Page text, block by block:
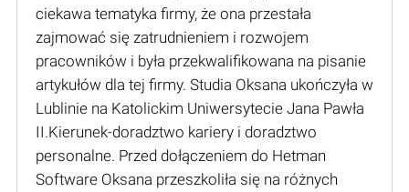
ciekawa tematyka firmy, że ona przestała
zajmować się zatrudnieniem i rozwojem
pracowników i była przekwalifikowana na pisanie
artykułów dla tej firmy. Studia Oksana ukończyła w
Lublinie na Katolickim Uniwersytecie Jana Pawła
II.Kierunek-doradztwo kariery i doradztwo
personalne. Przed dołączeniem do Hetman
Software Oksana przeszkoliła się na różnych